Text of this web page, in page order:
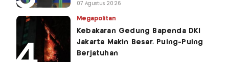
07 Agustus 2026
Megapolitan
Kebakaran Gedung Bapenda DKI
Jakarta Makin Besar, Puing-Puing
Berjatuhan